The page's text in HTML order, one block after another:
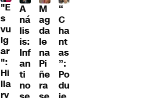
"E
s
vu
lg
ar
":
Hi
lla
ry
A
ná
lis
is:
Inf
an
ti
no
M
ag
da
le
na
Pi
ñe
ra
“
C
ha
nt
as
”:
Po
du